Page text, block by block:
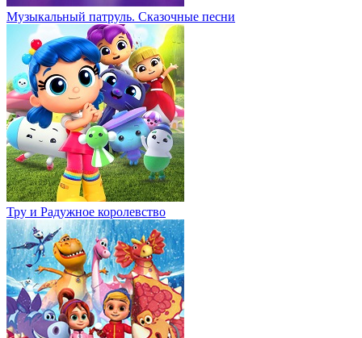
Музыкальный патруль. Сказочные песни
Тру и Радужное королевство